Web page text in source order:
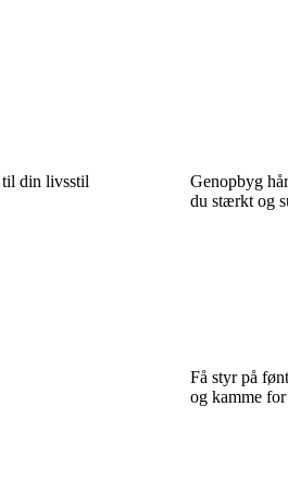
til din livsstil
Genopbyg
du stærkt og
Få styr på
og kamme